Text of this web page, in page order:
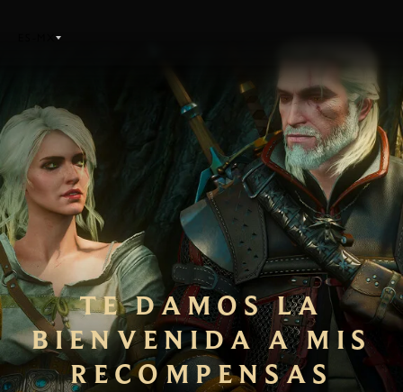
TE DAMOS LA
BIENVENIDA A MIS
RECOMPENSAS